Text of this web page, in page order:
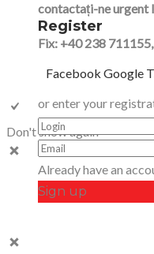
contactați-ne urgent
Fix: +40 238
Don't show again
Register
Facebook Google
or enter your
Already have an
Sign up